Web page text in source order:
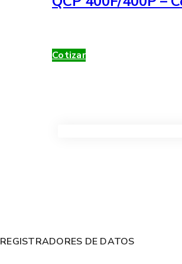
Cotizar
REGISTRADORES DE DATOS